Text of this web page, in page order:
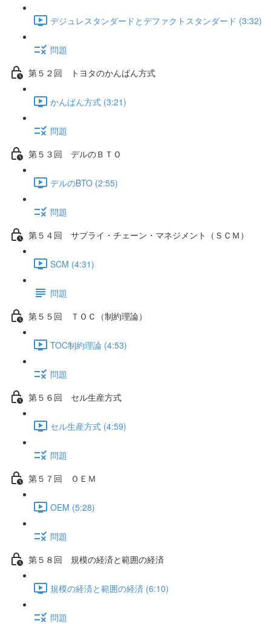
デジュレスタンダードとデファクトスタンダード (3:32)
問題
第５２回 トヨタのかんばん方式
かんばん方式 (3:21)
問題
第５３回 デルのＢＴＯ
デルのBTO (2:55)
問題
第５４回 サプライ・チェーン・マネジメント（ＳＣＭ）
SCM (4:31)
問題
第５５回 ＴＯＣ（制約理論）
TOC制約理論 (4:53)
問題
第５６回 セル生産方式
セル生産方式 (4:59)
問題
第５７回 ＯＥＭ
OEM (5:28)
問題
第５８回 規模の経済と範囲の経済
規模の経済と範囲の経済 (6:10)
問題